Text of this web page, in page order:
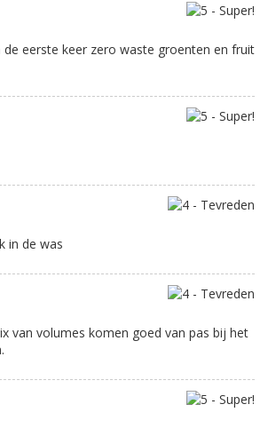
de eerste keer zero waste groenten en fruit
in de was
van volumes komen goed van pas bij het